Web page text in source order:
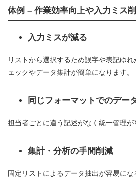
体例 – 作業効率向上や入力ミス
入力ミスが減る
リストから選択するため誤字や表記ゆ
ェックやデータ集計が簡単になります。
同じフォーマットでのデー
担当者ごとに違う記述がなく統一管理が
集計・分析の手間削減
固定リストによるデータ抽出が容易に